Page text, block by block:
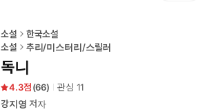
소설
한국소설
소설
추리/미스터리/스릴러
독니
4.3 (66) 관심 11
강지영 저자